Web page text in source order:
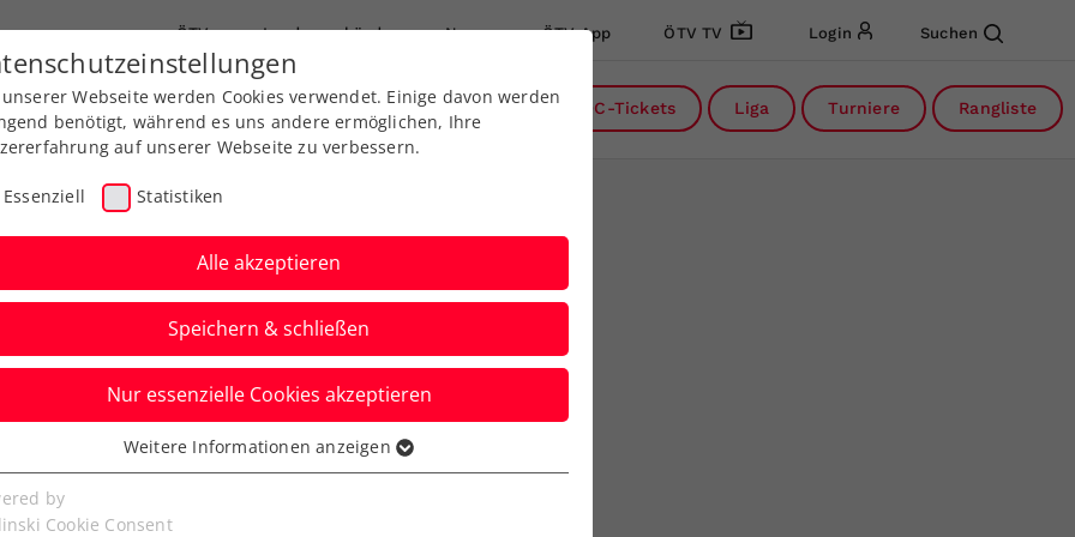
ÖTV Landesverbände News ÖTV App ÖTV TV Login Suchen
Ausbildung Services Über uns DC-Tickets Liga Turniere Rangliste
Bitteres
Oswald
Webseite werden Cookies verwendet. Einige davon werden
benötigt, während es uns andere ermöglichen, Ihre
auf unserer Webseite zu verbessern.
Essenziell Statistiken
Alle akzeptieren
Speichern & schließen
Nur essenzielle Cookies akzeptieren
Cookies werden für grundlegende Funktionen der
benötigt. Dadurch ist gewährleistet, dass die Webseite
Weitere Informationen anzeigen
by
Cookie Consent